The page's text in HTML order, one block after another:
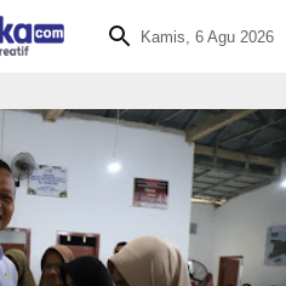
Kamis, 6 Agu 2026